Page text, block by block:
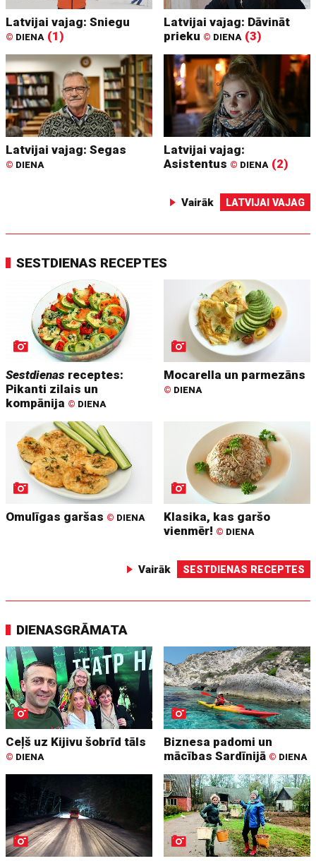
Latvijai vajag: Sniegu
© DIENA (1)
Latvijai vajag: Dāvināt
prieku © DIENA (3)
Latvijai vajag: Segas
© DIENA
Latvijai vajag:
Asistentus © DIENA (2)
Vairāk LATVIJAI VAJAG
SESTDIENAS RECEPTES
Sestdienas receptes:
Pikanti zilais un
kompānija © DIENA
Mocarella un parmezāns
© DIENA
Omulīgas garšas © DIENA
Klasika, kas garšo
vienmēr! © DIENA
Vairāk SESTDIENAS RECEPTES
DIENASGRĀMATA
Ceļš uz Kijivu šobrīd tāls
© DIENA
Biznesa padomi un
mācības Sardīnijā © DIENA